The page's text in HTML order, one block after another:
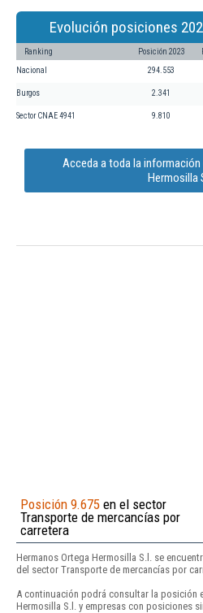
Evolución posiciones
Ranking Posición 2023
Nacional 294.553
Burgos 2.341
Sector CNAE 4941 9.810
Acceda a toda la información
Hermosilla
Posición 9.675 en el sector
Transporte de mercancías por
carretera
Hermanos Ortega Hermosilla S.l. se
del sector Transporte de mercancías por
A continuación podrá consultar la posición
Hermosilla S.l. y empresas con posiciones